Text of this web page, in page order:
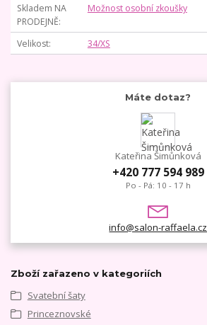
Skladem NA
PRODEJNĚ
Možnost osobní zkoušky
Velikost 34/XS
Máte dotaz?
Kateřina Šimůnková
+420 777 594 989
Po - Pá: 10 - 17 h
info@salon-raffaela.cz
Zboží zařazeno v kategoriích
Svatební šaty
Princeznovské